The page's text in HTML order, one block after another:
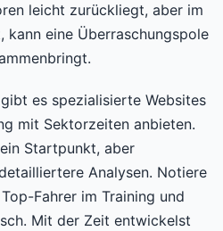
leicht zurückliegt, aber im
eine Überraschungspole
es spezialisierte Websites
mit Sektorzeiten anbieten.
Startpunkt, aber
Analysen. Notiere
Fahrer im Training und
Mit der Zeit entwickelst